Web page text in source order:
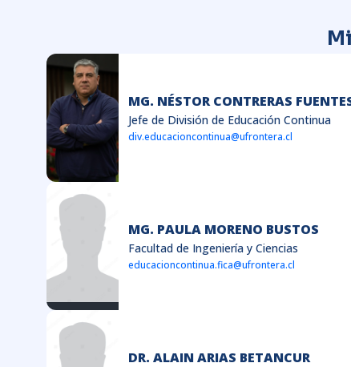
MG. NÉSTOR CONTRERAS
Jefe de División de Educación Continua
div.educacioncontinua@ufrontera.cl
MG. PAULA MORENO BUSTOS
Facultad de Ingeniería y Ciencias
educacioncontinua.fica@ufrontera.cl
DR. ALAIN ARIAS BETANCUR